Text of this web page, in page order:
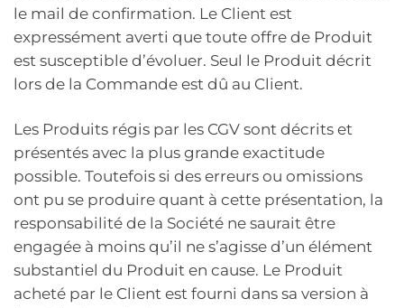
le mail de confirmation. Le Client est
expressément averti que toute offre de Produit
est susceptible d’évoluer. Seul le Produit décrit
lors de la Commande est dû au Client.
Les Produits régis par les CGV sont décrits et
présentés avec la plus grande exactitude
possible. Toutefois si des erreurs ou omissions
ont pu se produire quant à cette présentation, la
responsabilité de la Société ne saurait être
engagée à moins qu’il ne s’agisse d’un élément
substantiel du Produit en cause. Le Produit
acheté par le Client est fourni dans sa version à